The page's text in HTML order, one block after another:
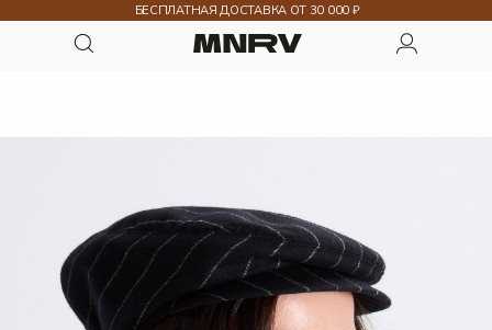
БЕСПЛАТНАЯ ДОСТАВКА ОТ 30 000 ₽